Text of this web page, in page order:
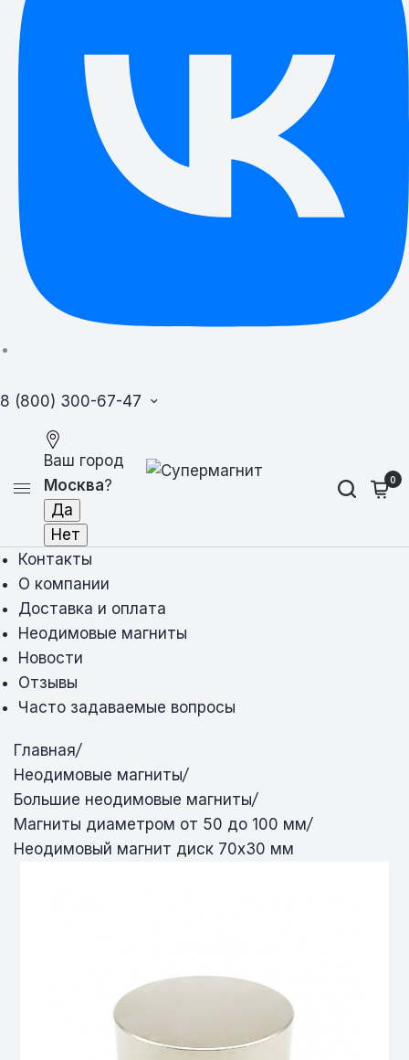
8 (800) 300-67-47
Ваш город
Москва? 0
Контакты
О компании
Доставка и оплата
Неодимовые магниты
Новости
Отзывы
Часто задаваемые вопросы
Главная/
Неодимовые магниты/
Большие неодимовые магниты/
Магниты диаметром от 50 до 100 мм/
Неодимовый магнит диск 70х30 мм